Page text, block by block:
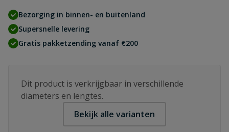
Bezorging in binnen- en buitenland
Supersnelle levering
Gratis pakketzending vanaf €200
Dit product is verkrijgbaar in verschillende
diameters en lengtes.
Bekijk alle varianten